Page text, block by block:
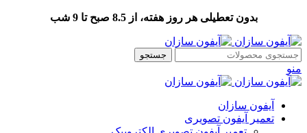
بدون تعطیلی هر روز هفته، از 8.5 صبح تا 9 شب
جستجو
منو
آیفون سازان
تعمیر آیفون تصویری